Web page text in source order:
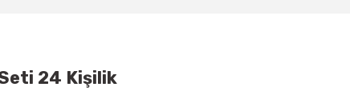
24 Kişilik